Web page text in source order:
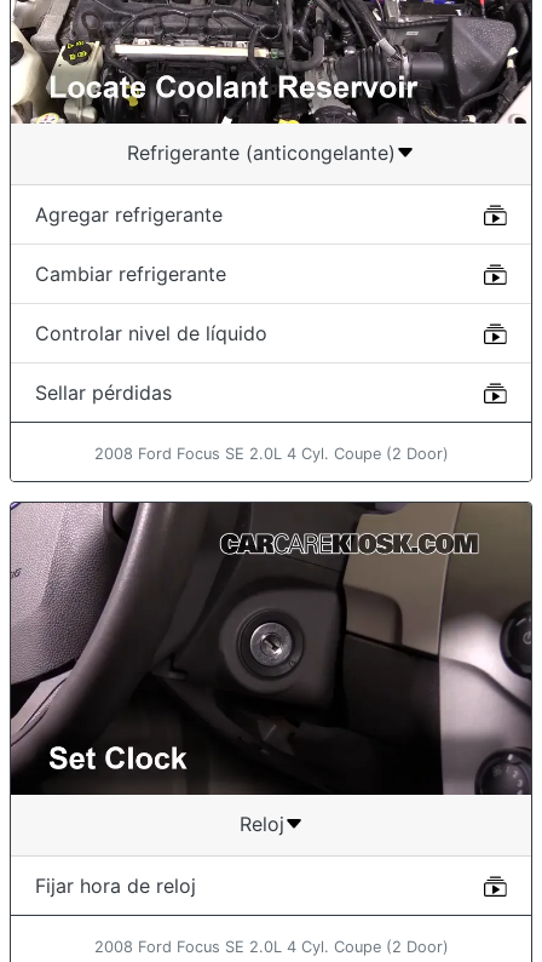
Refrigerante (anticongelante)
Agregar refrigerante
Cambiar refrigerante
Controlar nivel de líquido
Sellar pérdidas
2008 Ford Focus SE 2.0L 4 Cyl. Coupe (2 Door)
Reloj
Fijar hora de reloj
2008 Ford Focus SE 2.0L 4 Cyl. Coupe (2 Door)